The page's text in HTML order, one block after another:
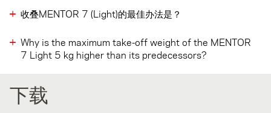
收叠MENTOR 7 (Light)的最佳办法是？
Why is the maximum take-off weight of the MENTOR
7 Light 5 kg higher than its predecessors?
下载